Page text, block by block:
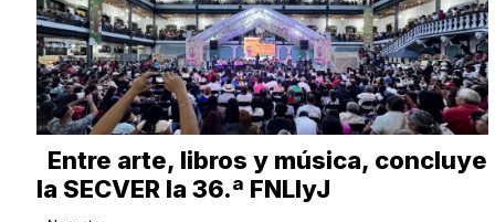
Entre arte, libros y música, concluye
la SECVER la 36.ª FNLIyJ